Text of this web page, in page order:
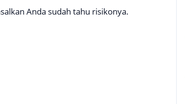
Anda sudah tahu risikonya.